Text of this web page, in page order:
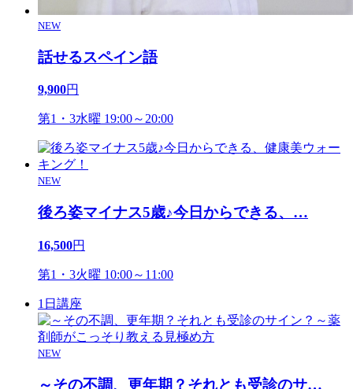
NEW
話せるスペイン語
9,900円
第1・3水曜 19:00～20:00
NEW
後ろ姿マイナス5歳♪今日からできる、 …
16,500円
第1・3火曜 10:00～11:00
1日講座
NEW
～その不調、更年期？それとも受診のサ…